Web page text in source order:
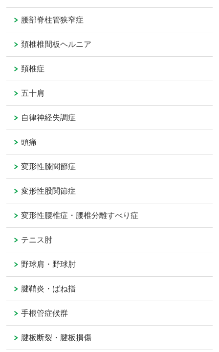
腰部脊柱管狭窄症
頚椎椎間板ヘルニア
頚椎症
五十肩
自律神経失調症
頭痛
変形性膝関節症
変形性股関節症
変形性腰椎症・腰椎分離すべり症
テニス肘
野球肩・野球肘
腱鞘炎・ばね指
手根管症候群
腱板断裂・腱板損傷